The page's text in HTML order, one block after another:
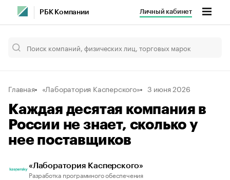
РБК Компании Личный кабинет
Главная «Лаборатория Касперского» 3 июня 2026
Каждая десятая компания в
России не знает, сколько у
нее поставщиков
«Лаборатория Касперского»
Разработка программного обеспечения